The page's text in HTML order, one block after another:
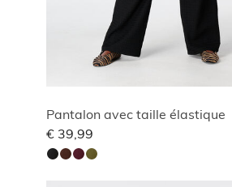
Pantalon avec taille élastique
€ 39,99